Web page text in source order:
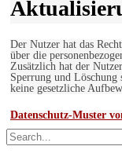
Der Nutzer hat das
über die
Zusätzlich hat der
Sperrung und Löschung
keine gesetzliche
Datenschutz-Muster